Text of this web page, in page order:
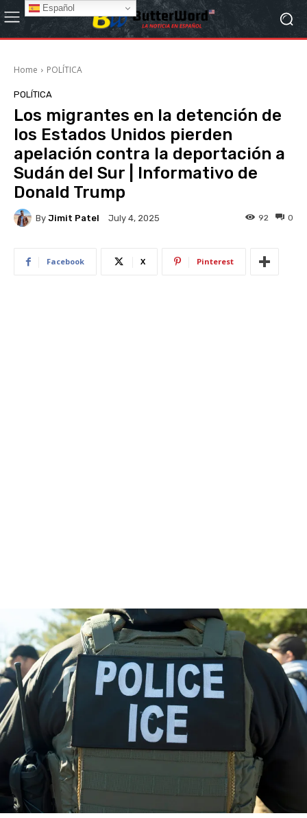
Home POLÍTICA
POLÍTICA
Los migrantes en la detención de
los Estados Unidos pierden
apelación contra la deportación a
Sudán del Sur | Informativo de
Donald Trump
By Jimit Patel July 4, 2025 0
92
Facebook X Pinterest
Español